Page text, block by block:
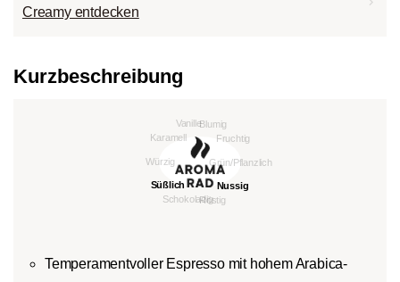
Creamy entdecken
Kurzbeschreibung
Temperamentvoller Espresso mit hohem Arabica-